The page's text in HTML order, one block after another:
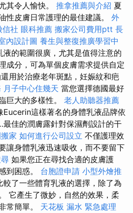
其令人愉快。 推拿推薦與介紹 夏
性皮膚日常護理的最佳建議。 外
信社 眼科推薦 搬家公司費用ptt 長
內設計圖 養生與整復推廣學習中
液的範圍很廣，尤其是值得注意的
成分，可為單個皮膚需求提供自定
用於治療老年斑點，妊娠紋和疤
月子中心住幾天 當您選擇德國最好
巨大的多樣性。 老人助聽器推薦
Eucerin這樣著名的身體乳液品牌依
佳的潤膚露針對保濕劑設計的干
家 如何進行公司設立 不僅護理效
讓身體乳液迅速吸收，而不要留下
如果您正在尋找合適的皮膚護
到困惑。 台胞證申請 小型外燴推
較了一些體育乳液的選擇，除了為
它產生了微妙，自然的效果，柔
常簡單。 天花板 漏水 緊急處理